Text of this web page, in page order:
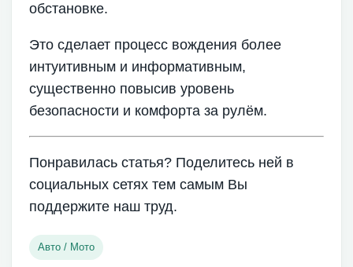
обстановке.
Это сделает процесс вождения более
интуитивным и информативным,
существенно повысив уровень
безопасности и комфорта за рулём.
Понравилась статья? Поделитесь ней в
социальных сетях тем самым Вы
поддержите наш труд.
Авто / Мото